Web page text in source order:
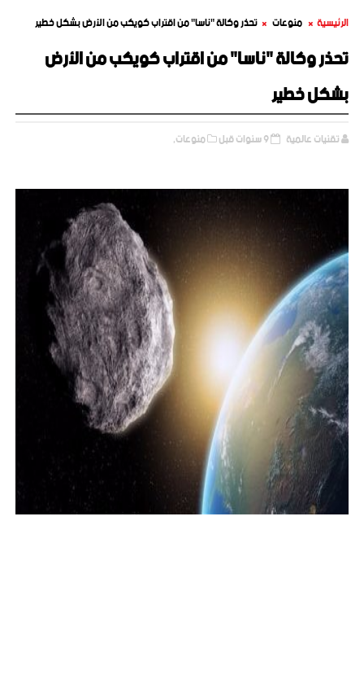
الرئيسية منوعات تحذر وكالة "ناسا" من اقتراب كويكب من الأرض بشكل خطير
تحذر وكالة "ناسا" من اقتراب كويكب من الأرض
بشكل خطير
تقنيات عالمية 9 سنوات قبل منوعات,